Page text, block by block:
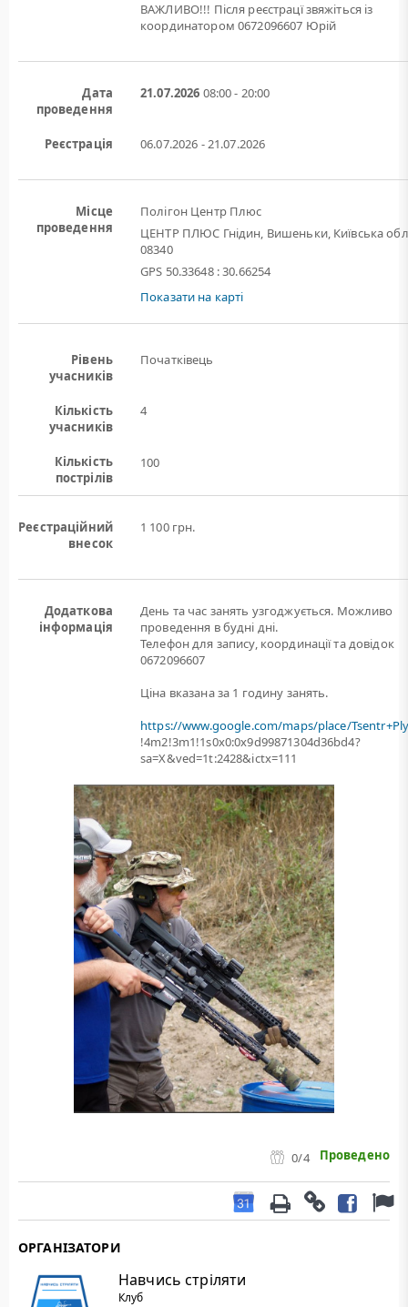
ВАЖЛИВО!!! Після реєстрацї звяжіться із
координатором 0672096607 Юрій
Дата
проведення
21.07.2026 08:00 - 20:00
Реєстрація 06.07.2026 - 21.07.2026
Місце
проведення
Полігон Центр Плюс
ЦЕНТР ПЛЮС Гнідин, Вишеньки, Київська
08340
GPS 50.33648 : 30.66254
Показати на карті
Рівень
учасників
Початківець
Кількість
учасників
4
Кількість
пострілів
100
Реєстраційний
внесок
1 100 грн.
Додаткова
інформація
День та час занять узгоджується. Можливо
проведення в будні дні.
Телефон для запису, координації та довідок
0672096607
Ціна вказана за 1 годину занять.
https://www.google.com/maps/place/
!4m2!3m1!1s0x0:0x9d99871304d36bd4?
sa=X&ved=1t:2428&ictx=111
0/4 Проведено
ОРГАНІЗАТОРИ
Навчись стріляти
Клуб